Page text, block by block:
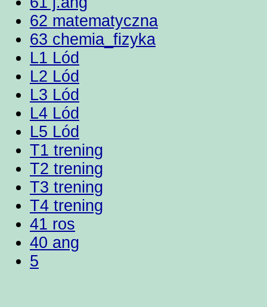
62 matematyczna
63 chemia_fizyka
L1 Lód
L2 Lód
L3 Lód
L4 Lód
L5 Lód
T1 trening
T2 trening
T3 trening
T4 trening
41 ros
40 ang
5